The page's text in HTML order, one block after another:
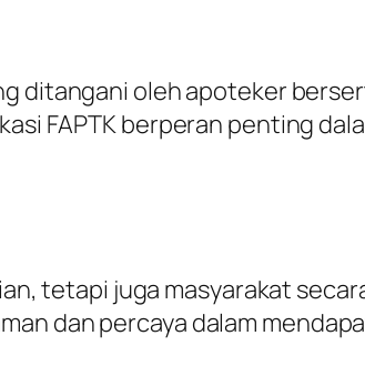
ditangani oleh apoteker
FAPTK berperan penting
tetapi juga masyarakat
dan percaya dalam